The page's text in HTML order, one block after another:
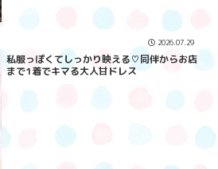
2026.07.29
私服っぽくてしっかり映える♡同伴からお店
まで1着でキマる大人甘ドレス